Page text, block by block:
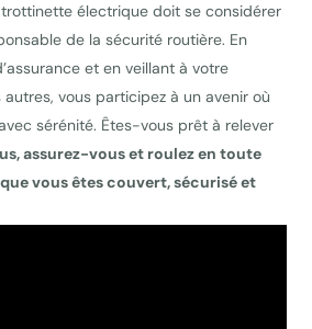
électrique doit se considérer
de la sécurité routière. En
et en veillant à votre
vous participez à un avenir où
sérénité. Êtes-vous prêt à relever
assurez-vous et roulez en toute
vous êtes couvert, sécurisé et